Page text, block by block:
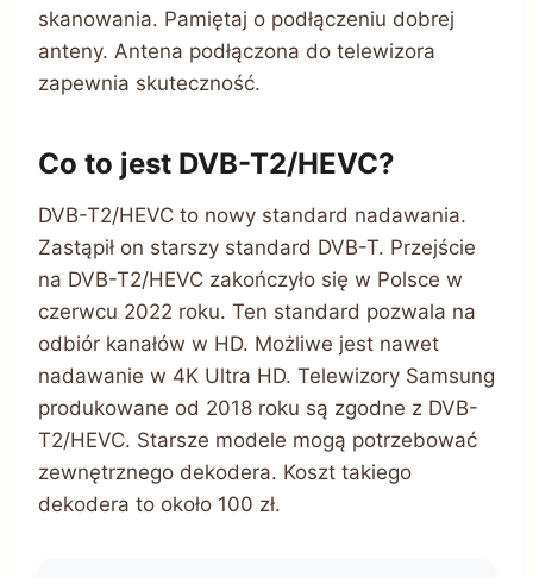
skanowania. Pamiętaj o podłączeniu dobrej
anteny. Antena podłączona do telewizora
zapewnia skuteczność.
Co to jest DVB-T2/HEVC?
DVB-T2/HEVC to nowy standard nadawania.
Zastąpił on starszy standard DVB-T. Przejście
na DVB-T2/HEVC zakończyło się w Polsce w
czerwcu 2022 roku. Ten standard pozwala na
odbiór kanałów w HD. Możliwe jest nawet
nadawanie w 4K Ultra HD. Telewizory Samsung
produkowane od 2018 roku są zgodne z DVB-
T2/HEVC. Starsze modele mogą potrzebować
zewnętrznego dekodera. Koszt takiego
dekodera to około 100 zł.